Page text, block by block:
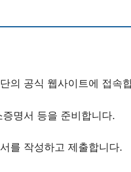
의 공식 웹사이트에 접속
명서 등을 준비합니다.
를 작성하고 제출합니다.